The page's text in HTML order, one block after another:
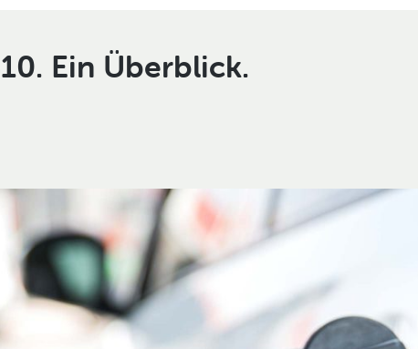
Ein Überblick.